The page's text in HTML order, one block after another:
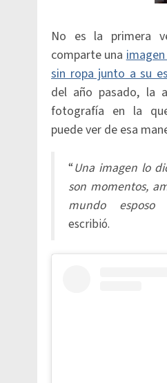
No es la primera
comparte una
sin ropa junto a su
del año pasado, la
fotografía en la
puede ver de esa
“Una imagen lo
son momentos,
mundo esposo
escribió.